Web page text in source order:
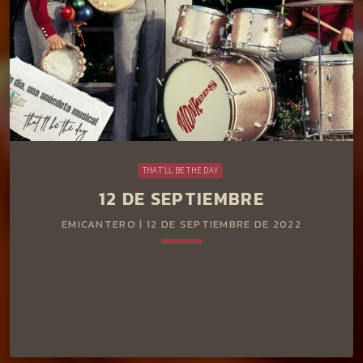
Paul McCartney (no por John Lennon). En 1965 la mayoría
de sus canciones fueron […]
THAT'LL BE THE DAY
12 DE SEPTIEMBRE
EMICANTERO | 12 DE SEPTIEMBRE DE 2022